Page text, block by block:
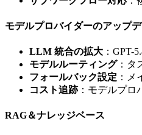
モデルプロバイダーのアップデ
LLM 統合の拡大 ：GPT-
モデルルーティング：タ
フォールバック設定 ：
コスト追跡：モデルプロ
RAG＆ナレッジベース